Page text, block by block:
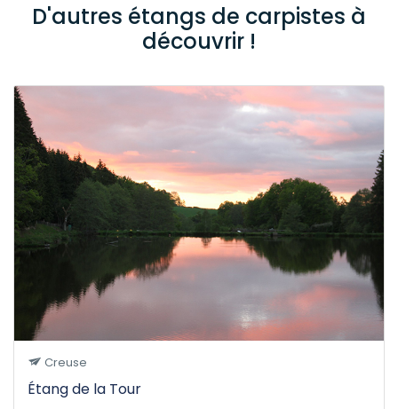
D'autres étangs de carpistes à
découvrir !
Creuse
Étang de la Tour